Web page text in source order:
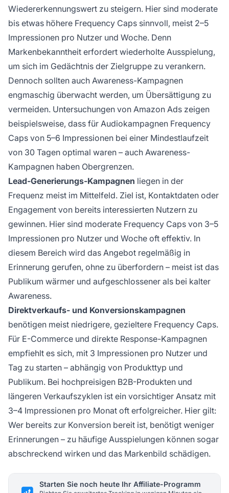
Wiedererkennungswert zu steigern. Hier sind moderate
bis etwas höhere Frequency Caps sinnvoll, meist 2–5
Impressionen pro Nutzer und Woche. Denn
Markenbekanntheit erfordert wiederholte Ausspielung,
um sich im Gedächtnis der Zielgruppe zu verankern.
Dennoch sollten auch Awareness-Kampagnen
engmaschig überwacht werden, um Übersättigung zu
vermeiden. Untersuchungen von Amazon Ads zeigen
beispielsweise, dass für Audiokampagnen Frequency
Caps von 5–6 Impressionen bei einer Mindestlaufzeit
von 30 Tagen optimal waren – auch Awareness-
Kampagnen haben Obergrenzen.
Lead-Generierungs-Kampagnen liegen in der
Frequenz meist im Mittelfeld. Ziel ist, Kontaktdaten oder
Engagement von bereits interessierten Nutzern zu
gewinnen. Hier sind moderate Frequency Caps von 3–5
Impressionen pro Nutzer und Woche oft effektiv. In
diesem Bereich wird das Angebot regelmäßig in
Erinnerung gerufen, ohne zu überfordern – meist ist das
Publikum wärmer und aufgeschlossener als bei kalter
Awareness.
Direktverkaufs- und Konversionskampagnen
benötigen meist niedrigere, gezieltere Frequency Caps.
Für E-Commerce und direkte Response-Kampagnen
empfiehlt es sich, mit 3 Impressionen pro Nutzer und
Tag zu starten – abhängig von Produkttyp und
Publikum. Bei hochpreisigen B2B-Produkten und
längeren Verkaufszyklen ist ein vorsichtiger Ansatz mit
3–4 Impressionen pro Monat oft erfolgreicher. Hier gilt:
Wer bereits zur Konversion bereit ist, benötigt weniger
Erinnerungen – zu häufige Ausspielungen können sogar
abschreckend wirken und das Markenbild schädigen.
Starten Sie noch heute Ihr Affiliate-Programm